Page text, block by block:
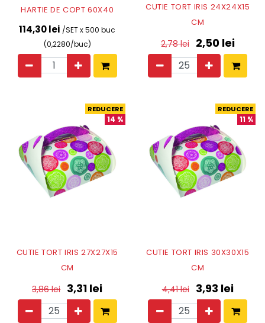
HARTIE DE COPT 60X40
114,30 lei /SET x 500 buc
(0,2280/buc)
CUTIE TORT IRIS 24X24X15
CM
2,78lei 2,50lei
REDUCERE
14 %
CUTIE TORT IRIS 27X27X15
CM
3,86lei 3,31 lei
REDUCERE
11 %
CUTIE TORT IRIS 30X30X15
CM
4,41lei 3,93 lei